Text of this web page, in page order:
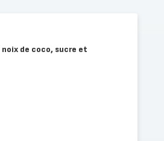
de coco, sucre et